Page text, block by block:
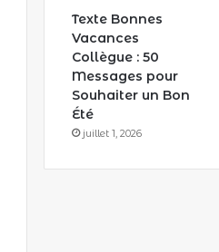
Texte Bonnes
Vacances
Collègue : 50
Messages pour
Souhaiter un Bon
Été
juillet 1, 2026